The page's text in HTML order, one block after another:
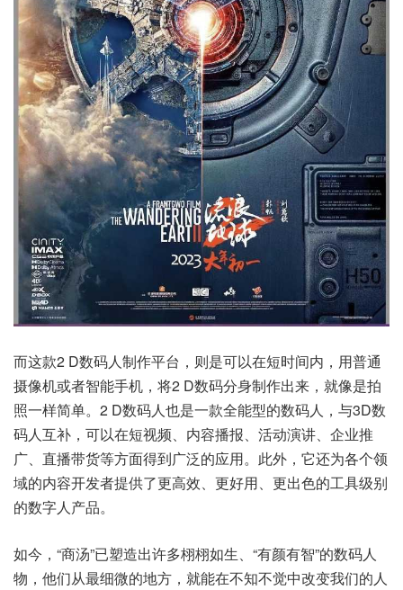
而这款2 D数码人制作平台，则是可以在短时间内，用普通
摄像机或者智能手机，将2 D数码分身制作出来，就像是拍
照一样简单。2 D数码人也是一款全能型的数码人，与3D数
码人互补，可以在短视频、内容播报、活动演讲、企业推
广、直播带货等方面得到广泛的应用。此外，它还为各个领
域的内容开发者提供了更高效、更好用、更出色的工具级别
的数字人产品。
如今，“商汤”已塑造出许多栩栩如生、“有颜有智”的数码人
物，他们从最细微的地方，就能在不知不觉中改变我们的人